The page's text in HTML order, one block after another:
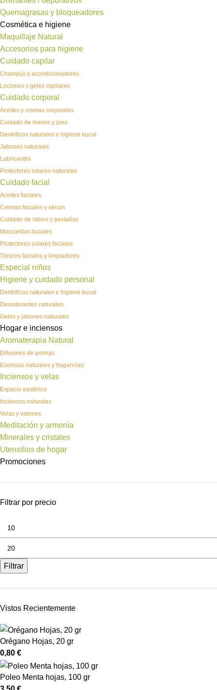
Quemagrasas y bloqueadores
Cosmética e higiene
Maquillaje Natural
Accesorios para higiene
Cuidado capilar
Champús y acondicionadores
Lociones y geles capilares
Cuidado corporal
Aceites y cremas corporales
Cuidado de manos y pies
Dentríficos naturales e higiene bucal
Jabones naturales
Lubricantes
Protectores solares naturales
Cuidado facial
Aceites faciales
Cremas faciales y sérum
Cuidado de labios y pestañas
Mascarillas faciales
Protectores solares faciales
Tónicos faciales y limpiadores
Especial niños
Higiene y cuidado personal
Dentríficos naturales e higiene bucal
Desodorantes naturales
Geles y jabones naturales
Hogar e inciensos
Aromaterapia Natural
Difusores de aromas
Esencias naturales y fragancias
Inciensos y velas
Espacio esotérico
Inciensos naturales
Velas y velones
Meditación y armonía
Minerales y cristales
Utensilios de hogar
Promociones
Filtrar por precio
Filtrar
Vistos Recientemente
Orégano Hojas, 20 gr
0,80 €
Poleo Menta hojas, 100 gr